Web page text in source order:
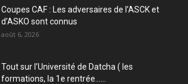
Coupes CAF : Les adversaires de l’ASCK et
d’ASKO sont connus
août 6, 2026
Tout sur l’Université de Datcha ( les
formations, la 1e rentrée…...